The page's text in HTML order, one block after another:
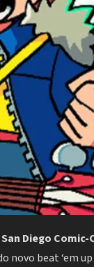
San Diego Comic-
novo beat ‘em